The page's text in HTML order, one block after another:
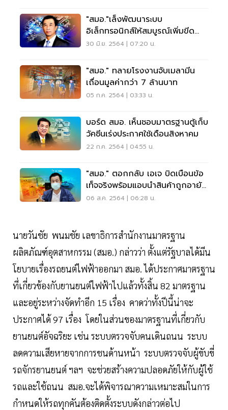
"สมอ."เล็งพัฒนาระบบ
อิเล็กทรอนิกส์ให้สมบูรณ์เพิ่มขีด
ความสามารถแข่งขันทางการค้า
30 มิ.ย. 2564 | 07:20 น.
"สมอ." ทลายโรงงานจับเมลามีน
เถื่อนมูลค่ากว่า 7 ล้านบาท
05 ก.ค. 2564 | 03:33 น.
บอร์ด สมอ. เห็นชอบมาตรฐานตู้เก็บ
วัคซีนเร่งประกาศใช้เดือนสิงหาคม
22 ก.ค. 2564 | 04:55 น.
"สมอ." ตอกกลับ เอเจ บิดเบือนข้อ
เท็จจริงพร้อมแอบนำสินค้าถูกอายัด
ไปจำหน่าย
06 ส.ค. 2564 | 06:28 น.
นายวันชัย พนมชัย เลขาธิการสำนักงานมาตรฐาน
ผลิตภัณฑ์อุตสาหกรรม (สมอ.) กล่าวว่า ตั้งแต่รัฐบาลได้มีน
โยบายเรื่องรถยนต์ไฟฟ้าออกมา สมอ. ได้ประกาศมาตรฐาน
ที่เกี่ยวข้องกับยานยนต์ไฟฟ้าไปแล้วทั้งสิ้น 82 มาตรฐาน
และอยู่ระหว่างจัดทำอีก 15 เรื่อง คาดว่าทั้งปีนี้น่าจะ
ประกาศได้ 97 เรื่อง โดยในส่วนของมาตรฐานที่เกี่ยวกับ
ยานยนต์อัจฉริยะ เช่น ระบบตรวจจับคนเดินถนน ระบบ
ลดความเสียหายจากการชนด้านหน้า ระบบตรวจจับผู้ขับขี่
รถจักรยานยนต์ ฯลฯ จะช่วยสร้างความปลอดภัยให้กับผู้ใช้
รถและใช้ถนน สมอ.จะได้พิจารณาความเหมาะสมในการ
กำหนดให้รถทุกคันต้องติดตั้งระบบดังกล่าวต่อไป